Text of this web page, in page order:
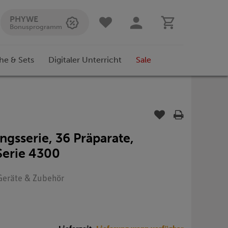
PHYWE
Bonusprogramm
& Sets Digitaler Unterricht Sale
36 Präparate,
4300
& Zubehör